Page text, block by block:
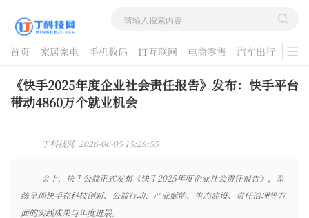
首页 家居家电 手机数码 IT互联网 电商零售 汽车出行
游戏
酷品评测
《快手2025年度企业社会责任报告》发布：快手平台
带动4860万个就业机会
丁科技网 2026-06-05 15:28:55
会上，快手公益正式发布《快手2025年度企业社会责任报告》，系
统呈现快手在科技创新、公益行动、产业赋能、生态建设、责任治理等方
面的实践成果与年度进展。